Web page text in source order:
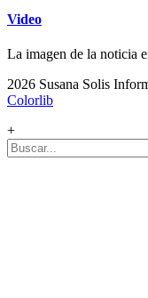
Video
La imagen de la noticia
2026 Susana Solis
Colorlib
+